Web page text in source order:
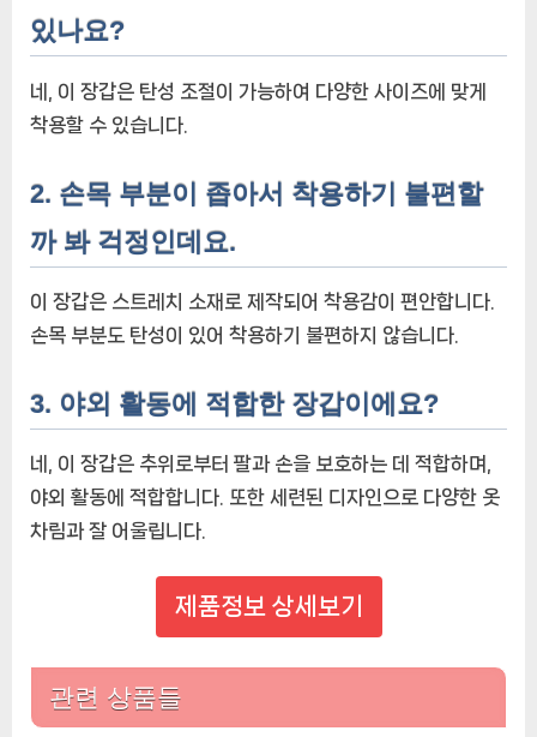
있나요?
네, 이 장갑은 탄성 조절이 가능하여 다양한 사이즈에 맞게
착용할 수 있습니다.
2. 손목 부분이 좁아서 착용하기 불편할
까 봐 걱정인데요.
이 장갑은 스트레치 소재로 제작되어 착용감이 편안합니다.
손목 부분도 탄성이 있어 착용하기 불편하지 않습니다.
3. 야외 활동에 적합한 장갑이에요?
네, 이 장갑은 추위로부터 팔과 손을 보호하는 데 적합하며,
야외 활동에 적합합니다. 또한 세련된 디자인으로 다양한 옷
차림과 잘 어울립니다.
제품정보 상세보기
관련 상품들